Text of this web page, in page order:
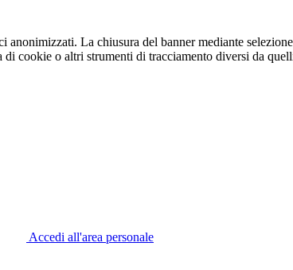
anonimizzati. La chiusura del banner mediante
di cookie o altri strumenti di tracciamento diversi da
Accedi all'area personale